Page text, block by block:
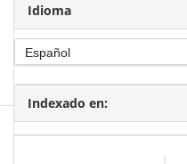
Idioma
Indexado en: